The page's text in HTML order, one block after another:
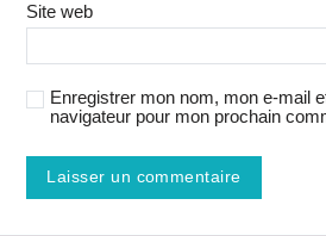
Site web
Enregistrer mon nom, mon e-mail
navigateur pour mon prochain